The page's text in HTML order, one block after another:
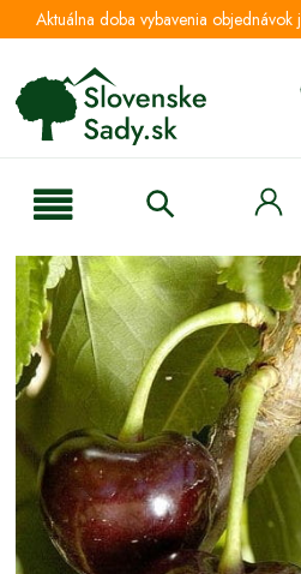
Aktuálna doba vybavenia